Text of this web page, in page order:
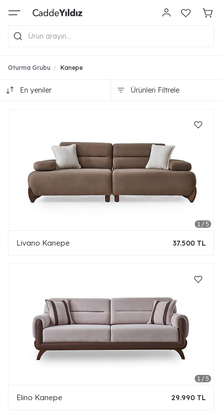
Oturma Grubu Kanepe
En yeniler Ürünleri Filtrele
Livano Kanepe 37.500 TL
Elino Kanepe 29.990 TL